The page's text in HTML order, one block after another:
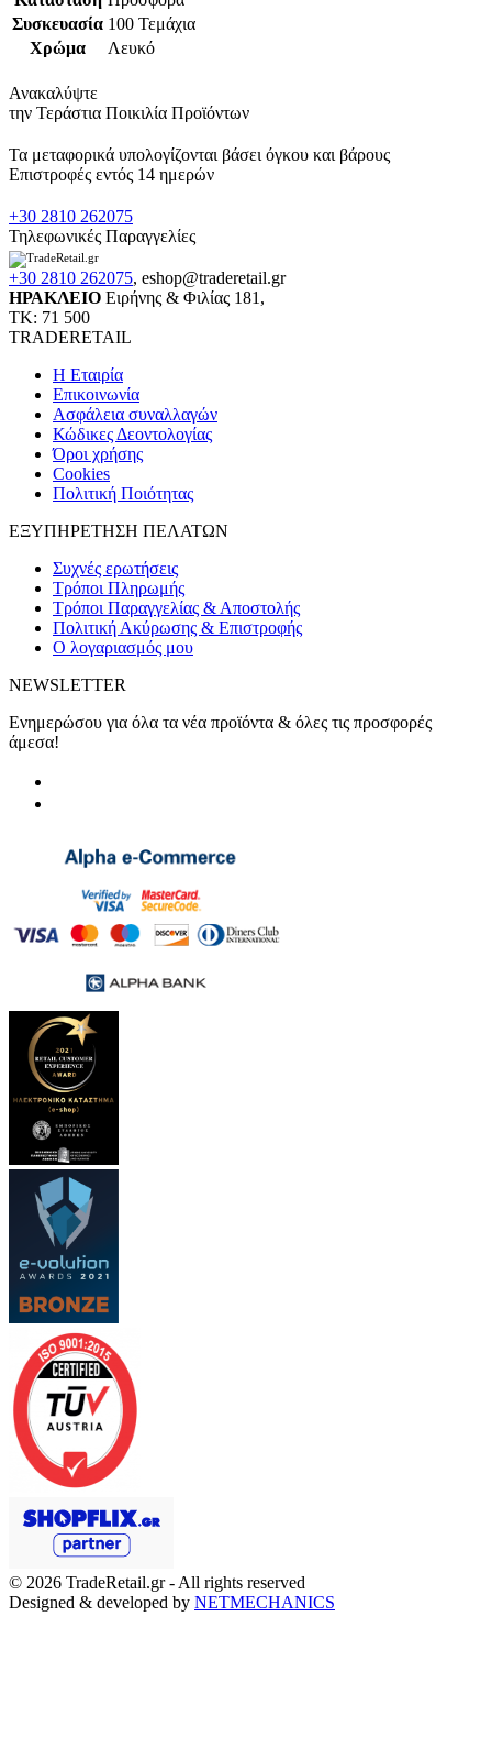
Συσκευασία 100 Τεμάχια
Χρώμα
Λευκό
Ανακαλύψτε
την Τεράστια Ποικιλία Προϊόντων
Τα μεταφορικά υπολογίζονται βάσει όγκου και βάρους
Επιστροφές εντός 14 ημερών
+30 2810 262075
Τηλεφωνικές Παραγγελίες
+30 2810 262075, eshop@traderetail.gr
ΗΡΑΚΛΕΙΟ Ειρήνης & Φιλίας 181,
ΤΚ: 71 500
TRADERETAIL
H Εταιρία
Eπικοινωνία
Ασφάλεια συναλλαγών
Κώδικες Δεοντολογίας
Όροι χρήσης
Cookies
Πολιτική Ποιότητας
ΕΞΥΠΗΡΕΤΗΣΗ ΠΕΛΑΤΩΝ
Συχνές ερωτήσεις
Τρόποι Πληρωμής
Τρόποι Παραγγελίας & Αποστολής
Πολιτική Ακύρωσης & Επιστροφής
Ο λογαριασμός μου
NEWSLETTER
Ενημερώσου για όλα τα νέα προϊόντα & όλες τις προσφορές
άμεσα!
© 2026 TradeRetail.gr- All rights reserved
Designed & developed by NETMECHANICS